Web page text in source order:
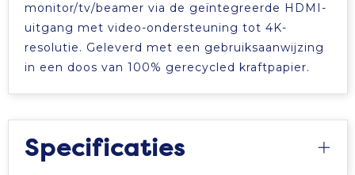
monitor/tv/beamer via de geïntegreerde HDMI-
uitgang met video-ondersteuning tot 4K-
resolutie. Geleverd met een gebruiksaanwijzing
in een doos van 100% gerecycled kraftpapier.
Specificaties